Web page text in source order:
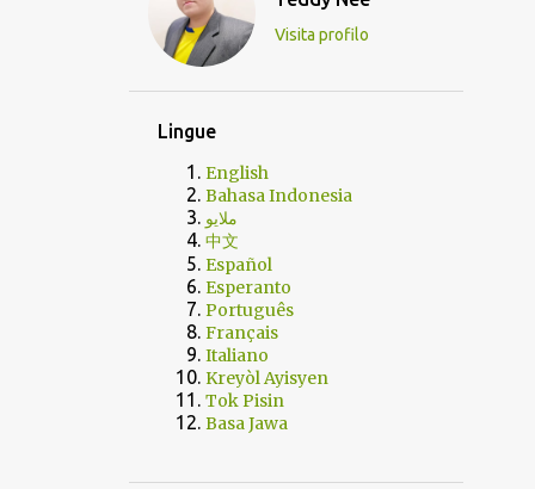
Visita profilo
Lingue
English
Bahasa Indonesia
ملايو
中文
Español
Esperanto
Português
Français
Italiano
Kreyòl Ayisyen
Tok Pisin
Basa Jawa